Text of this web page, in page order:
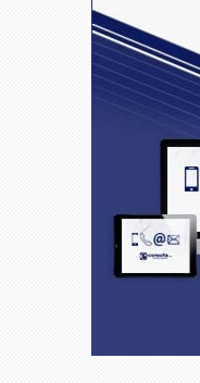
económico:
fútbol cuando
10:36
seguro: lo
quieren que
Escondido
según tu
tranquilidad
14:59